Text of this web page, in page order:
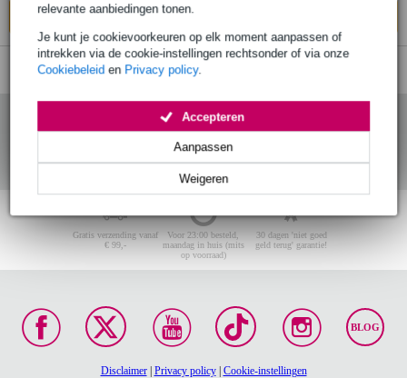
relevante aanbiedingen tonen.
Je kunt je cookievoorkeuren op elk moment aanpassen of
intrekken via de cookie-instellingen rechtsonder of via onze
Cookiebeleid en Privacy policy.
Weigeren
Aanpassen
Accepteren
In mijn winkelwagen
Gratis verzending vanaf
€ 99,-
Voor 23:00 besteld,
maandag in huis (mits
op voorraad)
30 dagen 'niet goed
geld terug' garantie!
BLOG
Disclaimer| Privacy policy| Cookie-instellingen